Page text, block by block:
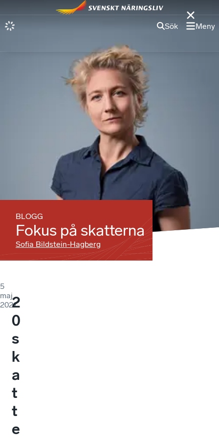
Sök Meny
BLOGG
Fokus på skatterna
Sofia Bildstein-Hagberg
5
maj
20212
0
s
k
a
t
t
e